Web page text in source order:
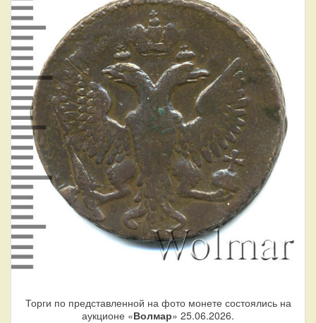
Торги по представленной на фото монете состоялись на
аукционе «Волмар» 25.06.2026.